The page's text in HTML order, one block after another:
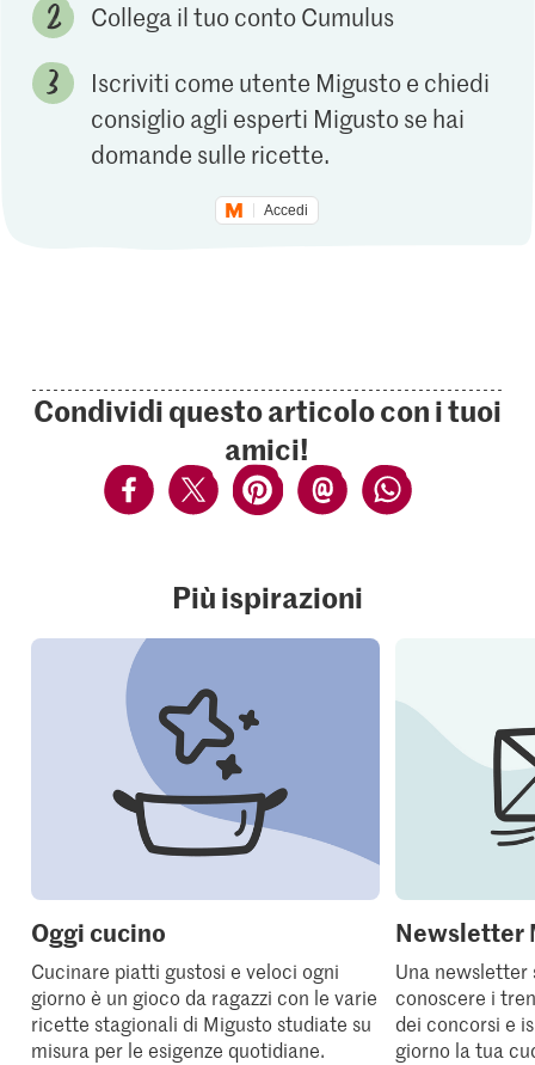
Collega il tuo conto Cumulus
Iscriviti come utente Migusto e chiedi
consiglio agli esperti Migusto se hai
domande sulle ricette.
Accedi
Condividi questo articolo con i tuoi
amici!
Più ispirazioni
Oggi cucino
Cucinare piatti gustosi e veloci ogni
giorno è un gioco da ragazzi con le varie
ricette stagionali di Migusto studiate su
misura per le esigenze quotidiane.
Newsletter
Una
conoscere i
dei concorsi e
giorno la tua